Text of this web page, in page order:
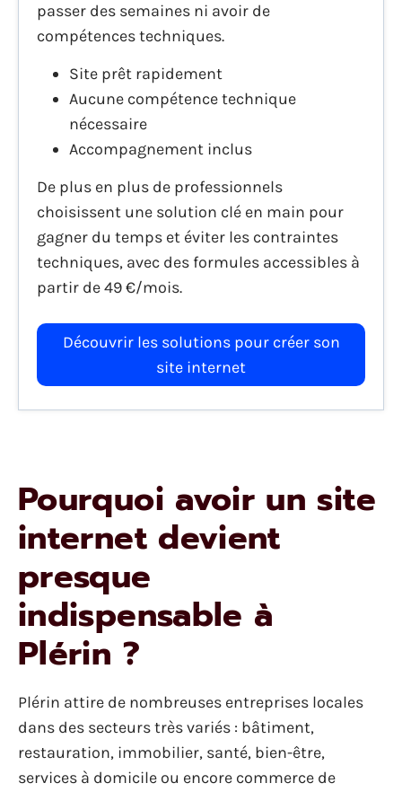
passer des semaines ni avoir de
compétences techniques.
Site prêt rapidement
Aucune compétence technique
nécessaire
Accompagnement inclus
De plus en plus de professionnels
choisissent une solution clé en main pour
gagner du temps et éviter les contraintes
techniques, avec des formules accessibles à
partir de 49 €/mois.
Découvrir les solutions pour créer son
site internet
Pourquoi avoir un site
internet devient
presque
indispensable à
Plérin ?
Plérin attire de nombreuses entreprises locales
dans des secteurs très variés : bâtiment,
restauration, immobilier, santé, bien-être,
services à domicile ou encore commerce de